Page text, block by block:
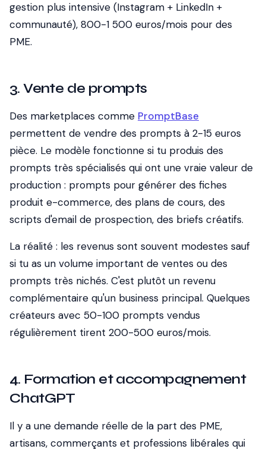
gestion plus intensive (Instagram + LinkedIn +
communauté), 800-1 500 euros/mois pour des
PME.
3. Vente de prompts
Des marketplaces comme PromptBase
permettent de vendre des prompts à 2-15 euros
pièce. Le modèle fonctionne si tu produis des
prompts très spécialisés qui ont une vraie valeur de
production : prompts pour générer des fiches
produit e-commerce, des plans de cours, des
scripts d'email de prospection, des briefs créatifs.
La réalité : les revenus sont souvent modestes sauf
si tu as un volume important de ventes ou des
prompts très nichés. C'est plutôt un revenu
complémentaire qu'un business principal. Quelques
créateurs avec 50-100 prompts vendus
régulièrement tirent 200-500 euros/mois.
4. Formation et accompagnement
ChatGPT
Il y a une demande réelle de la part des PME,
artisans, commerçants et professions libérales qui